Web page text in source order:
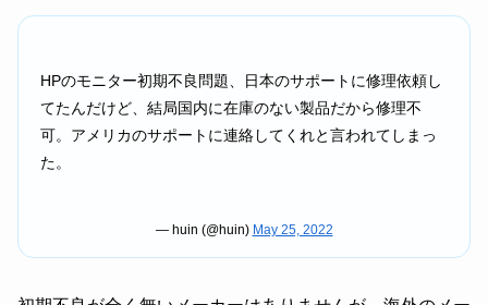
HPのモニター初期不良問題、日本のサポートに修理依頼し
てたんだけど、結局国内に在庫のない製品だから修理不
可。アメリカのサポートに連絡してくれと言われてしまっ
た。
— huin (@huin) May 25, 2022